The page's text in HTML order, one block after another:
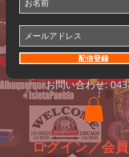
お問い合わせ:
配信登録
ログイン／会